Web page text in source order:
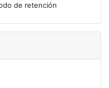
de retención